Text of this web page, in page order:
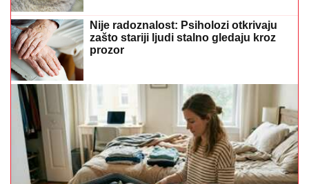
Nije radoznalost: Psiholozi otkrivaju
zašto stariji ljudi stalno gledaju kroz
prozor